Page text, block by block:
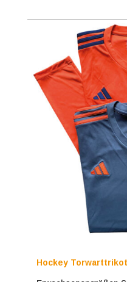
Hockey